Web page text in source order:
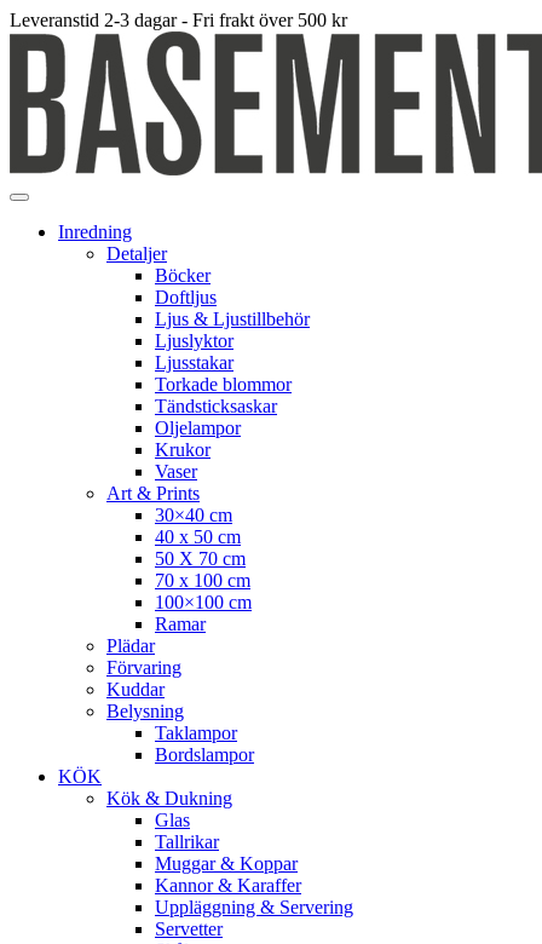
Leveranstid 2-3 dagar - Fri frakt över 500 kr
Inredning
Detaljer
Böcker
Doftljus
Ljus & Ljustillbehör
Ljuslyktor
Ljusstakar
Torkade blommor
Tändsticksaskar
Oljelampor
Krukor
Vaser
Art & Prints
30×40 cm
40 x 50 cm
50 X 70 cm
70 x 100 cm
100×100 cm
Ramar
Plädar
Förvaring
Kuddar
Belysning
Taklampor
Bordslampor
KÖK
Kök & Dukning
Glas
Tallrikar
Muggar & Koppar
Kannor & Karaffer
Uppläggning & Servering
Servetter